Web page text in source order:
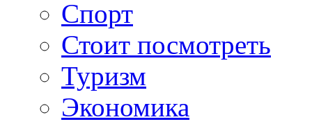
Спорт
Стоит посмотреть
Туризм
Экономика